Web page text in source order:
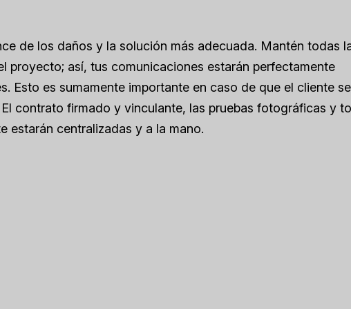
de los daños y la solución más adecuada. Mantén todas
proyecto; así, tus comunicaciones estarán perfectamente
Esto es sumamente importante en caso de que el cliente se
contrato firmado y vinculante, las pruebas fotográficas y
estarán centralizadas y a la mano.